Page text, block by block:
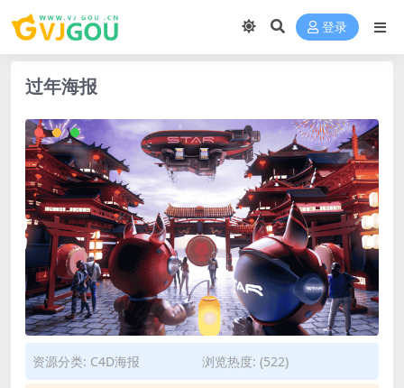
登录
过年海报
资源分类: C4D海报 浏览热度: (522)